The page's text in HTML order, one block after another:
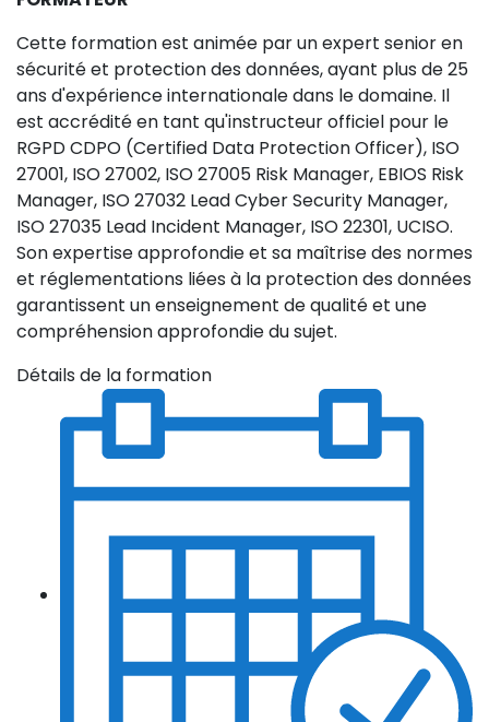
Cette formation est animée par un expert senior en
sécurité et protection des données, ayant plus de 25
ans d'expérience internationale dans le domaine. Il
est accrédité en tant qu'instructeur officiel pour le
RGPD CDPO (Certified Data Protection Officer), ISO
27001, ISO 27002, ISO 27005 Risk Manager, EBIOS Risk
Manager, ISO 27032 Lead Cyber Security Manager,
ISO 27035 Lead Incident Manager, ISO 22301, UCISO.
Son expertise approfondie et sa maîtrise des normes
et réglementations liées à la protection des données
garantissent un enseignement de qualité et une
compréhension approfondie du sujet.
Détails de la formation